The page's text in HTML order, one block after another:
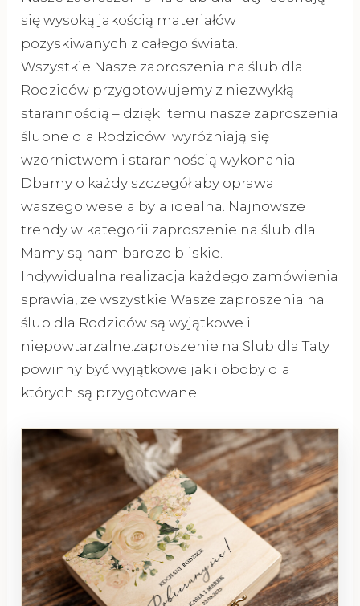
się wysoką jakością materiałów
pozyskiwanych z całego świata.
Wszystkie Nasze zaproszenia na ślub dla
Rodziców przygotowujemy z niezwykłą
starannością – dzięki temu nasze zaproszenia
ślubne dla Rodziców wyróżniają się
wzornictwem i starannością wykonania.
Dbamy o każdy szczegół aby oprawa
waszego wesela byla idealna. Najnowsze
trendy w kategorii zaproszenie na ślub dla
Mamy są nam bardzo bliskie.
Indywidualna realizacja każdego zamówienia
sprawia, że wszystkie Wasze zaproszenia na
ślub dla Rodziców są wyjątkowe i
niepowtarzalne.zaproszenie na Slub dla Taty
powinny być wyjątkowe jak i oboby dla
których są przygotowane